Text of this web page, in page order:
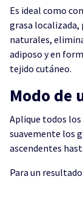
Es ideal como
grasa localizada,
naturales,
adiposo y en
tejido cutáneo.
Modo de
Aplique todos los
suavemente los
ascendentes
Para un